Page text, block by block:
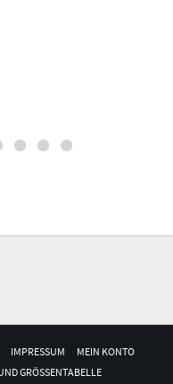
IMPRESSUM
MEIN KONTO
GRÖSSENTABELLE